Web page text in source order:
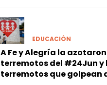
EDUCACIÓN
A Fe y Alegría la
terremotos del #24Jun y
terremotos que golpean